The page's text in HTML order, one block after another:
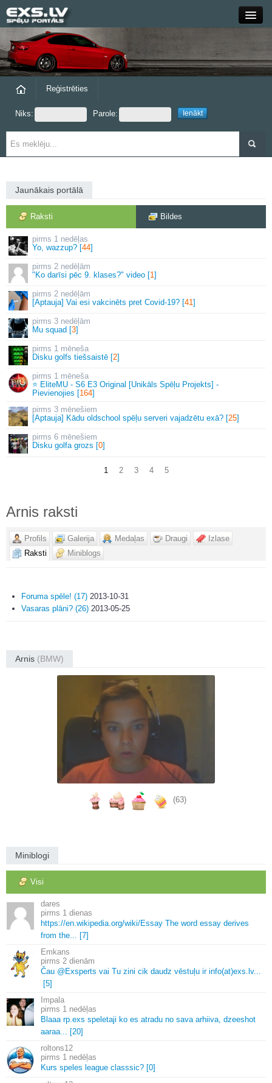
Grupas
Reģistrēties
Niks: Parole:
Jaunākais portālā
Raksti Bildes
1 nedēļas
Yo, wazzup? [44]
2 nedēļām
"Ko darīsi pēc 9. klases?" video [1]
2 nedēļām
[Aptauja] Vai esi vakcinēts pret Covid-19? [41]
3 nedēļām
Mu squad [3]
1 mēneša
Disku golfs tiešsaistē [2]
1 mēneša
⭐ EliteMU - S6 E3 Original [Unikāls Spēļu Projekts] -
Pievienojies [164]
3 mēnešiem
[Aptauja] Kādu oldschool spēļu serveri vajadzētu exā? [25]
6 mēnešiem
Disku golfa grozs [0]
1 2 3 4 5
Arnis raksti
Profils Galerija Medaļas Draugi
Izlase
Raksti
Miniblogs
Foruma spēle! (17) 2013-10-31
Vasaras plāni? (26) 2013-05-25
Arnis (BMW)
(63)
Miniblogi
Visi
dares
1 dienas
https://en.wikipedia.org/wiki/Essay The word essay derives
from the... [7]
Emkans
2 dienām
Čau @Exsperts vai Tu zini cik daudz vēstuļu ir info(at)exs. lv...
[5]
Impala
1 nedēļas
Blaaa rp.exs speletaji ko es atradu no sava arhiiva, dzeeshot
aaraa... [20]
roltons12
1 nedēļas
Kurs speles league classsic? [0]